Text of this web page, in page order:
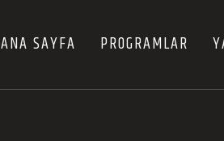
ANA SAYFA PROGRAMLAR